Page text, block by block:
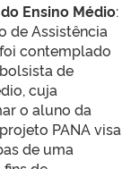
Ensino Médio:
de Assistência
contemplado
de
cuja
o aluno da
PANA visa
de uma